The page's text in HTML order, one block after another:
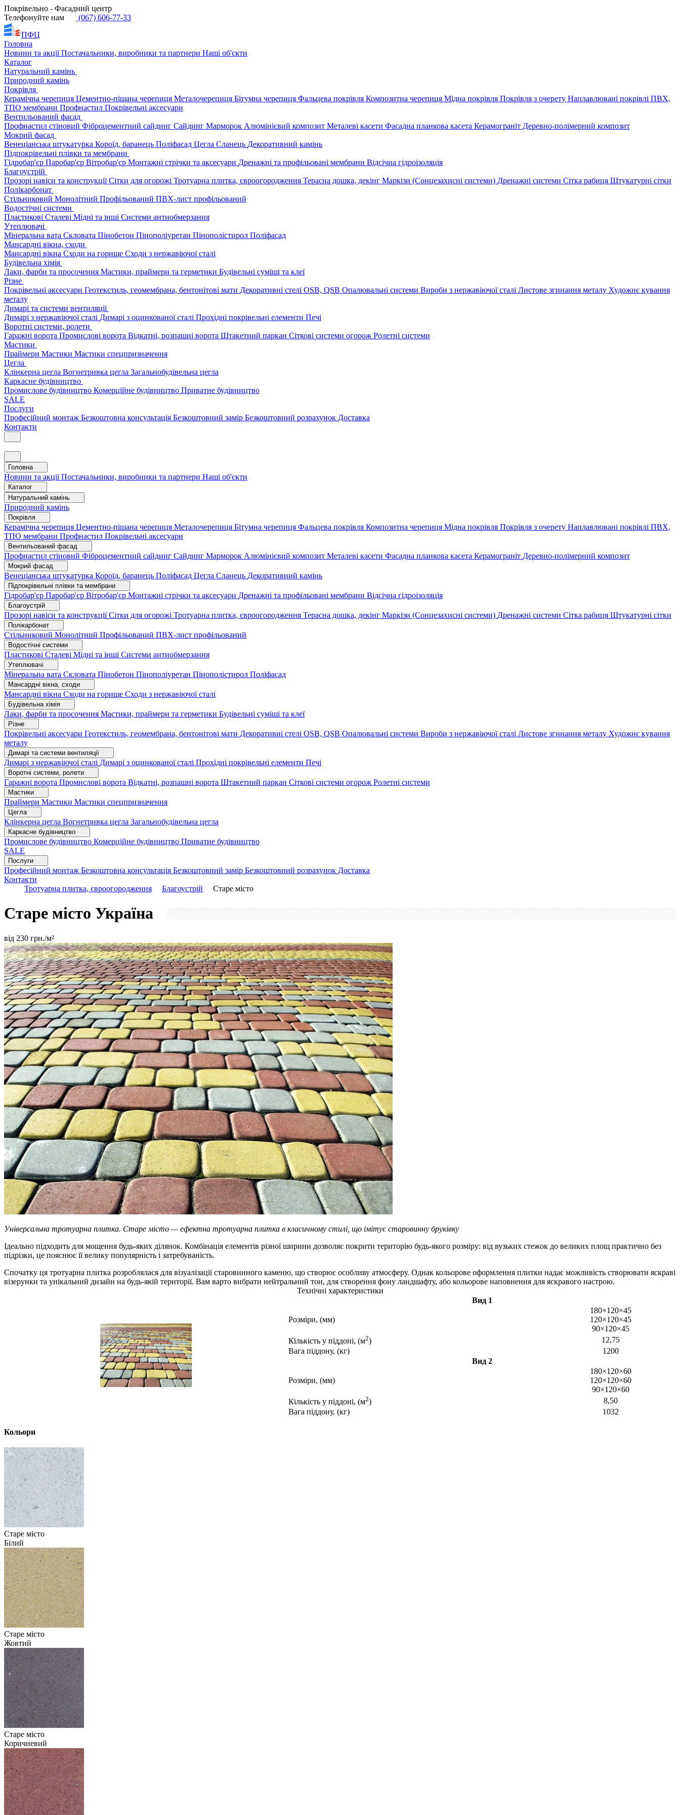
Покрівельно - Фасадний центр
Телефонуйте нам
(067) 606-77-33
ПФЦ
Головна
Новини та акціїПостачальники, виробники та партнери Наші об'єкти
Каталог
Натуральний камінь
Природний камінь
Покрівля
Керамічна черепиця Цементно-піщана черепиця Металочерепиця Бітумна черепиця Фальцева покрівля Композитна черепиця Мідна покрівля Покрівля з очерету Наплавлювані покрівлі ПВХ,
ТПО мембрани Профнастил Покрівельні аксесуари
Вентильований фасад
Профнастил стіновий Фіброцементний сайдинг Сайдинг Марморок Алюмінієвий композит Металеві касети Фасадна планкова касета Керамограніт Деревно-полімерний композит
Мокрий фасад
Венеціанська штукатурка Короїд, баранець Поліфасад Цегла Сланець Декоративний камінь
Підпокрівельні плівки та мембрани
Гідробар'єр Паробар'єр Вітробар'єр Монтажні стрічки та аксесуари Дренажні та профільовані мембрани Відсічна гідроізоляція
Благоустрій
Прозорі навіси та конструкціїСітки для огорожі Тротуарна плитка, євроогородження Терасна дошка, декінг Маркізи (Сонцезахисні системи) Дренажні системи Сітка рабиця Штукатурні сітки
Полікарбонат
Стільниковий Монолітний Профільований ПВХ-лист профільований
Водостічні системи
Пластикові Сталеві Мідні та інші Системи антиобмерзання
Утеплювачі
Мінеральна вата Скловата Пінобетон Пінополіуретан Пінополістирол Поліфасад
Мансардні вікна, сходи
Мансардні вікна Сходи на горище Сходи з нержавіючої сталі
Будівельна хімія
Лаки, фарби та просочення Мастики, праймери та герметики Будівельні суміші та клеї
Різне
Покрівельні аксесуари Геотекстиль, геомембрана, бентонітові мати Декоративні стелі OSB, QSB Опалювальні системи Вироби з нержавіючої сталі Листове згинання металу Художнє кування
металу
Димарі та системи вентиляції
Димарі з нержавіючої сталі Димарі з оцинкованої сталі Прохідні покрівельні елементи Печі
Воротні системи, ролети
Гаражні ворота Промислові ворота Відкатні, розпашні ворота Штакетний паркан Сіткові системи огорож Ролетні системи
Мастики
Праймери Мастики Мастики спецпризначення
Цегла
Клінкерна цегла Вогнетривка цегла Загальнобудівельна цегла
Каркасне будівництво
Промислове будівництво Комерційне будівництво Приватне будівництво
SALE
Послуги
Професійний монтаж Безкоштовна консультація Безкоштовний замір Безкоштовний розрахунок Доставка
Контакти
Головна
Новини та акціїПостачальники, виробники та партнери Наші об'єкти
Каталог
Натуральний камінь
Природний камінь
Покрівля
Керамічна черепиця Цементно-піщана черепиця Металочерепиця Бітумна черепиця Фальцева покрівля Композитна черепиця Мідна покрівля Покрівля з очерету Наплавлювані покрівлі ПВХ,
ТПО мембрани Профнастил Покрівельні аксесуари
Вентильований фасад
Профнастил стіновий Фіброцементний сайдинг Сайдинг Марморок Алюмінієвий композит Металеві касети Фасадна планкова касета Керамограніт Деревно-полімерний композит
Мокрий фасад
Венеціанська штукатурка Короїд, баранець Поліфасад Цегла Сланець Декоративний камінь
Підпокрівельні плівки та мембрани
Гідробар'єр Паробар'єр Вітробар'єр Монтажні стрічки та аксесуари Дренажні та профільовані мембрани Відсічна гідроізоляція
Благоустрій
Прозорі навіси та конструкціїСітки для огорожі Тротуарна плитка, євроогородження Терасна дошка, декінг Маркізи (Сонцезахисні системи) Дренажні системи Сітка рабиця Штукатурні сітки
Полікарбонат
Стільниковий Монолітний Профільований ПВХ-лист профільований
Водостічні системи
Пластикові Сталеві Мідні та інші Системи антиобмерзання
Утеплювачі
Мінеральна вата Скловата Пінобетон Пінополіуретан Пінополістирол Поліфасад
Мансардні вікна, сходи
Мансардні вікна Сходи на горище Сходи з нержавіючої сталі
Будівельна хімія
Лаки, фарби та просочення Мастики, праймери та герметики Будівельні суміші та клеї
Різне
Покрівельні аксесуари Геотекстиль, геомембрана, бентонітові мати Декоративні стелі OSB, QSB Опалювальні системи Вироби з нержавіючої сталі Листове згинання металу Художнє кування
металу
Димарі та системи вентиляції
Димарі з нержавіючої сталі Димарі з оцинкованої сталі Прохідні покрівельні елементи Печі
Воротні системи, ролети
Гаражні ворота Промислові ворота Відкатні, розпашні ворота Штакетний паркан Сіткові системи огорож Ролетні системи
Мастики
Праймери Мастики Мастики спецпризначення
Цегла
Клінкерна цегла Вогнетривка цегла Загальнобудівельна цегла
Каркасне будівництво
Промислове будівництво Комерційне будівництво Приватне будівництво
SALE
Послуги
Професійний монтаж Безкоштовна консультація Безкоштовний замір Безкоштовний розрахунок Доставка
Контакти
Тротуарна плитка, євроогородження
Благоустрій Старе місто
Старе місто Україна
від 230 грн./м²
Універсальна тротуарна плитка. Старе місто — ефектна тротуарна плитка в класичному стилі, що імітує старовинну бруківку
Ідеально підходить для мощення будь-яких ділянок. Комбінація елементів різної ширини дозволяє покрити територію будь-якого розміру: від вузьких стежок до великих площ практично без
підрізки, це пояснює її велику популярність і затребуваність.
Спочатку ця тротуарна плитка розроблялася для візуалізації старовинного каменю, що створює особливу атмосферу. Однак кольорове оформлення плитки надає можливість створювати яскраві
візерунки та унікальний дизайн на будь-якій території. Вам варто вибрати нейтральний тон, для створення фону ландшафту, або кольорове наповнення для яскравого настрою.
Технічні характеристики
Вид 1
Розміри, (мм)
180×120×45
120×120×45
90×120×45
Кількість у піддоні, (м2)
12,75
Вага піддону, (кг)
1200
Вид 2
Розміри, (мм)
180×120×60
120×120×60
90×120×60
Кількість у піддоні, (м2)
8,50
Вага піддону, (кг)
1032
Кольори
Старе місто
Білий
Старе місто
Жовтий
Старе місто
Коричневий